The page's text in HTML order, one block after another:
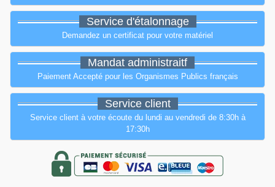
Service d'étalonnage
Demandez un certificat pour votre matériel
Mandat administraitf
Paiement Accepté pour les Organismes Publics français
Service client
Service client à votre écoute du lundi au vendredi de 8:30h à
17:30h